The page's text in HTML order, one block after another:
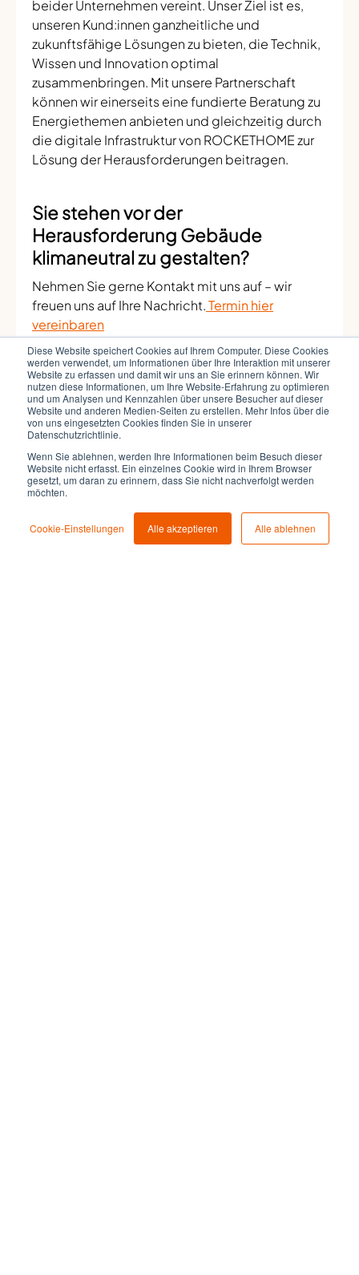
Diese Website speichert Cookies auf Ihrem Computer. Diese Cookies
werden verwendet, um Informationen über Ihre Interaktion mit unserer
Website zu erfassen und damit wir uns an Sie erinnern können. Wir
nutzen diese Informationen, um Ihre Website-Erfahrung zu optimieren
und um Analysen und Kennzahlen über unsere Besucher auf dieser
Website und anderen Medien-Seiten zu erstellen. Mehr Infos über die
von uns eingesetzten Cookies finden Sie in unserer
Datenschutzrichtlinie.
Wenn Sie ablehnen, werden Ihre Informationen beim Besuch dieser
Website nicht erfasst. Ein einzelnes Cookie wird in Ihrem Browser
gesetzt, um daran zu erinnern, dass Sie nicht nachverfolgt werden
möchten.
Cookie-Einstellungen Alle akzeptieren Alle ablehnen
beider Unternehmen vereint. Unser Ziel ist es,
unseren Kund:innen ganzheitliche und
zukunftsfähige Lösungen zu bieten, die Technik,
Wissen und Innovation optimal
zusammenbringen. Mit unsere Partnerschaft
können wir einerseits eine fundierte Beratung zu
Energiethemen anbieten und gleichzeitig durch
die digitale Infrastruktur von ROCKETHOME zur
Lösung der Herausforderungen beitragen.
Sie stehen vor der
Herausforderung Gebäude
klimaneutral zu gestalten?
Nehmen Sie gerne Kontakt mit uns auf – wir
freuen uns auf Ihre Nachricht.Termin hier
vereinbaren
BuildSystems:Julia Dorn hat BuildSystems 2023
gemeinsam mit Martin Bittmann gegründet, um
Unternehmen auf ihrem Weg zur
klassische Energieberatungen bietet
BuildSystems eine ganzheitliche Perspektive,
Aspekte vereint. Von der Erstellung von
Sanierungsfahrplänen bis hin zur Zertifizierung